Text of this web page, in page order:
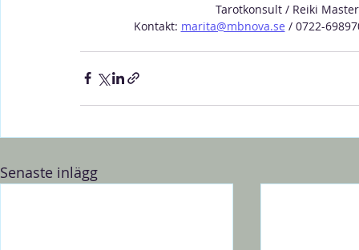
Tarotkonsult / Reiki
Kontakt: marita@mbnova.se / 0722-
Senaste inlägg